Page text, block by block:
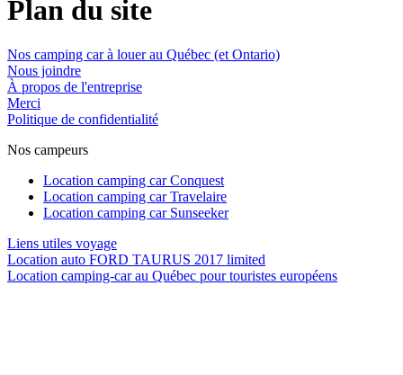
Plan du site
Nos camping car à louer au Québec (et Ontario)
Nous joindre
À propos de l'entreprise
Merci
Politique de confidentialité
Nos campeurs
Location camping car Conquest
Location camping car Travelaire
Location camping car Sunseeker
Liens utiles voyage
Location auto FORD TAURUS 2017 limited
Location camping-car au Québec pour touristes européens